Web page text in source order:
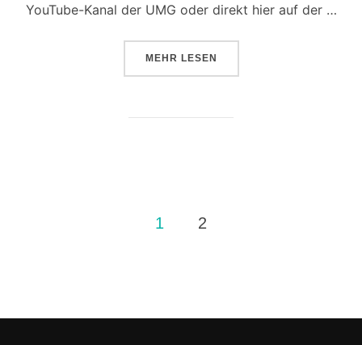
YouTube-Kanal der UMG oder direkt hier auf der …
MEHR ÜBER „IM VIDEO: ONLINE-
LESEN
Seitennummerierung
1 2